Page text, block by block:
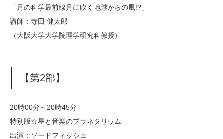
「月の科学最前線月に吹く地球からの風!?」
講師：寺田 健太郎
（大阪大学大学院理学研究科教授）
【第2部】
20時00分～20時45分
特別版☆星と音楽のプラネタリウム
出演：ソードフィッシュ